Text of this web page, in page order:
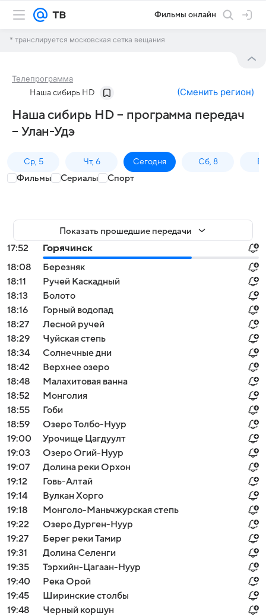
Фильмы онлайн
* транслируется московская сетка вещания
Телепрограмма
Наша сибирь HD (Сменить регион)
Наша сибирь HD – программа передач
– Улан-Удэ
Ср, 5 Чт, 6 Сегодня Сб, 8
Фильмы Сериалы Спорт
Показать прошедшие передачи
17:52
Горячинск
18:08
Березняк
18:11
Ручей Каскадный
18:13
Болото
18:16
Горный водопад
18:27
Лесной ручей
18:29
Чуйская степь
18:34
Солнечные дни
18:42
Верхнее озеро
18:48
Малахитовая ванна
18:52
Монголия
18:55
Гоби
18:59
Озеро Толбо-Нуур
19:00
Урочище Цагдуулт
19:03
Озеро Огий-Нуур
19:07
Долина реки Орхон
19:12
Говь-Алтай
19:14
Вулкан Хорго
19:18
Монголо-Маньчжурская степь
19:22
Озеро Дурген-Нуур
19:27
Берег реки Тамир
19:31
Долина Селенги
19:35
Тэрхийн-Цагаан-Нуур
19:40
Река Орой
19:45
Ширинские столбы
19:48
Черный коршун